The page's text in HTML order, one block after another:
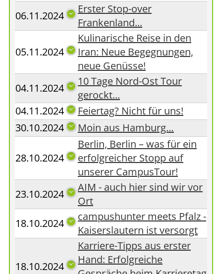
06.11.2024
Erster Stop-over
Frankenland...
05.11.2024
Kulinarische Reise in den
Iran: Neue Begegnungen,
neue Genüsse!
04.11.2024
10 Tage Nord-Ost Tour
gerockt...
04.11.2024
Feiertag? Nicht für uns!
30.10.2024
Moin aus Hamburg…
28.10.2024
Berlin, Berlin – was für ein
erfolgreicher Stopp auf
unserer CampusTour!
23.10.2024
AIM - auch hier sind wir vor
Ort
18.10.2024
campushunter meets Pfalz -
Kaiserslautern ist versorgt
18.10.2024
Karriere-Tipps aus erster
Hand: Erfolgreiche